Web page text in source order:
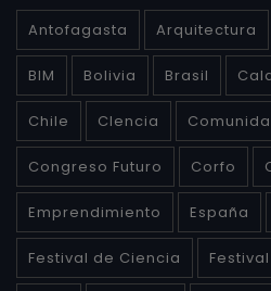
Antofagasta Arquitectura
BIM Bolivia Brasil
Chile CIencia
Congreso Futuro Corfo
Emprendimiento España
Festival de Ciencia